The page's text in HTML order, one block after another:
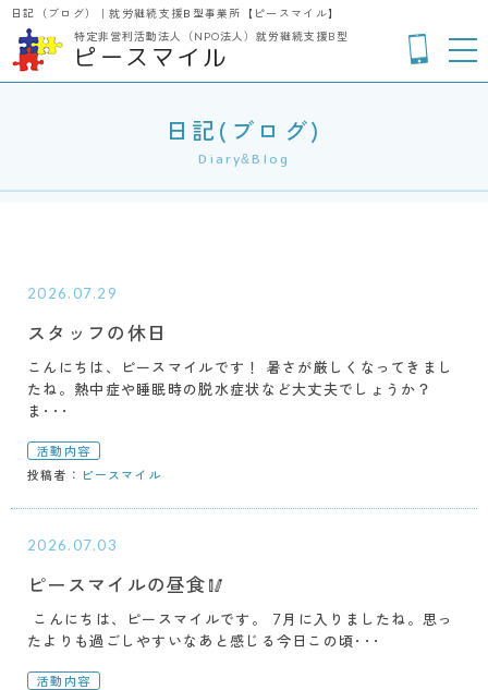
日記（ブログ）｜就労継続支援B型事業所【ピースマイル】
特定非営利活動法人（NPO法人） 就労継続支援B型
ピースマイル
日記(ブログ)
Diary&Blog
2026.07.29
スタッフの休日
こんにちは、ピースマイルです！ 暑さが厳しくなってきまし
たね。熱中症や睡眠時の脱水症状など大丈夫でしょうか？
ま･･･
活動内容
投稿者： ピースマイル
2026.07.03
ピースマイルの昼食🥢
こんにちは、ピースマイルです。 7月に入りましたね。思っ
たよりも過ごしやすいなあと感じる今日この頃･･･
活動内容